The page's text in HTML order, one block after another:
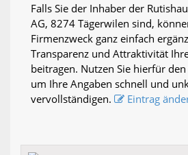
Falls Sie der Inhaber der
AG, 8274 Tägerwilen sind,
Firmenzweck ganz einfach
Transparenz und Attraktivität
beitragen. Nutzen Sie hierfür
um Ihre Angaben schnell und
vervollständigen.
Eintrag